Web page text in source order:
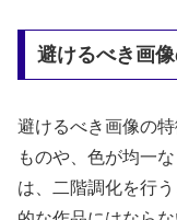
避けるべき画
避けるべき画像の
ものや、色が均一
は、二階調化を行